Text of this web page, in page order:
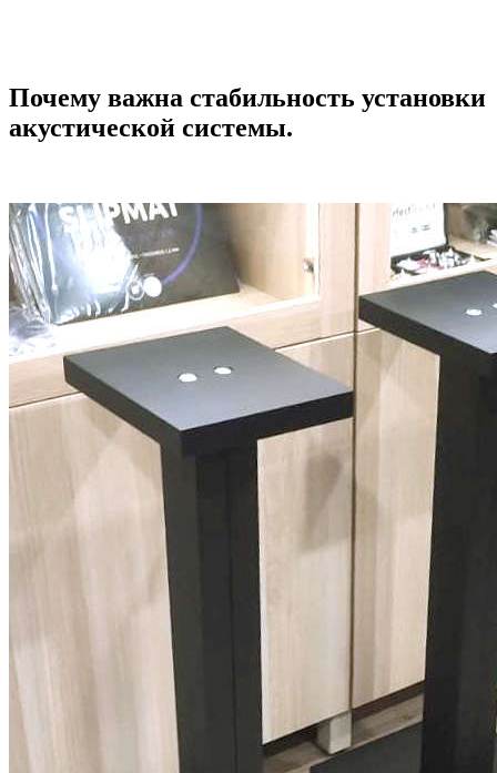
Почему важна стабильность установки
акустической системы.